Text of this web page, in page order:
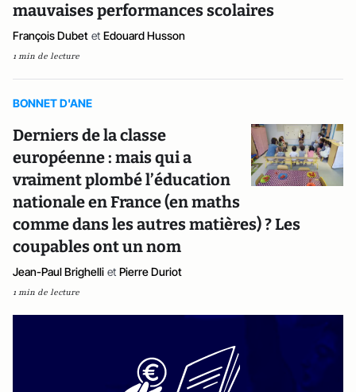
mauvaises performances scolaires
François Dubet et Edouard Husson
1 min de lecture
BONNET D'ANE
Derniers de la classe
européenne : mais qui a
vraiment plombé l’éducation
nationale en France (en maths
comme dans les autres matières) ? Les
coupables ont un nom
Jean-Paul Brighelli et Pierre Duriot
1 min de lecture